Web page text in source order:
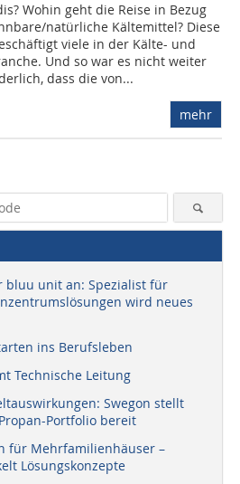
Wohin geht die Reise in Bezug
natürliche Kältemittel? Diese
viele in der Kälte- und
Und so war es nicht weiter
dass die von...
mehr
bluu unit an: Spezialist für
wird neues
ins Berufsleben
Technische Leitung
Swegon stellt
Portfolio bereit
für Mehrfamilienhäuser –
Lösungskonzepte